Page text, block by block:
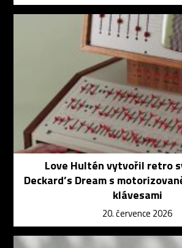
Love Hultén vytvořil retro
Deckard’s Dream s
klávesami
20. července 2026